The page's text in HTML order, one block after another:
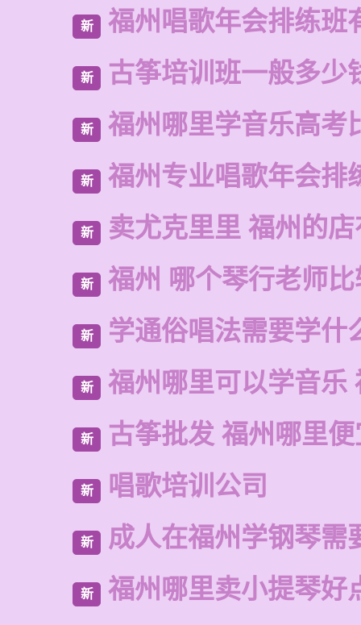
新 福州唱歌年会排练班
新 古筝培训班一般多少
新 福州哪里学音乐高考
新 福州专业唱歌年会排
新 卖尤克里里 福州的
新 福州 哪个琴行老师
新 学通俗唱法需要学什
新 福州哪里可以学音乐
新 古筝批发 福州哪里
新 唱歌培训公司
新 成人在福州学钢琴需
新 福州哪里卖小提琴好